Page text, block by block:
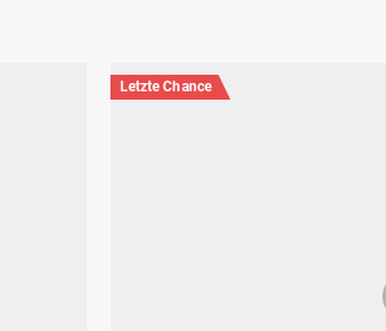
Letzte Chance